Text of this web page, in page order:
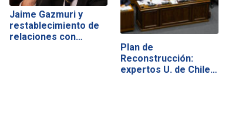
Jaime Gazmuri y
restablecimiento de
relaciones con…
Plan de
Reconstrucción:
expertos U. de Chile…